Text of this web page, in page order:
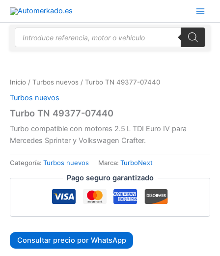
contenido
Búsqueda
Inicio / Turbos nuevos / Turbo TN 49377-07440
Turbos nuevos
Turbo TN 49377-07440
Turbo compatible con motores 2.5 L TDI Euro IV para
Mercedes Sprinter y Volkswagen Crafter.
Categoría: Turbos nuevos Marca: TurboNext
Pago seguro garantizado
Consultar precio por WhatsApp